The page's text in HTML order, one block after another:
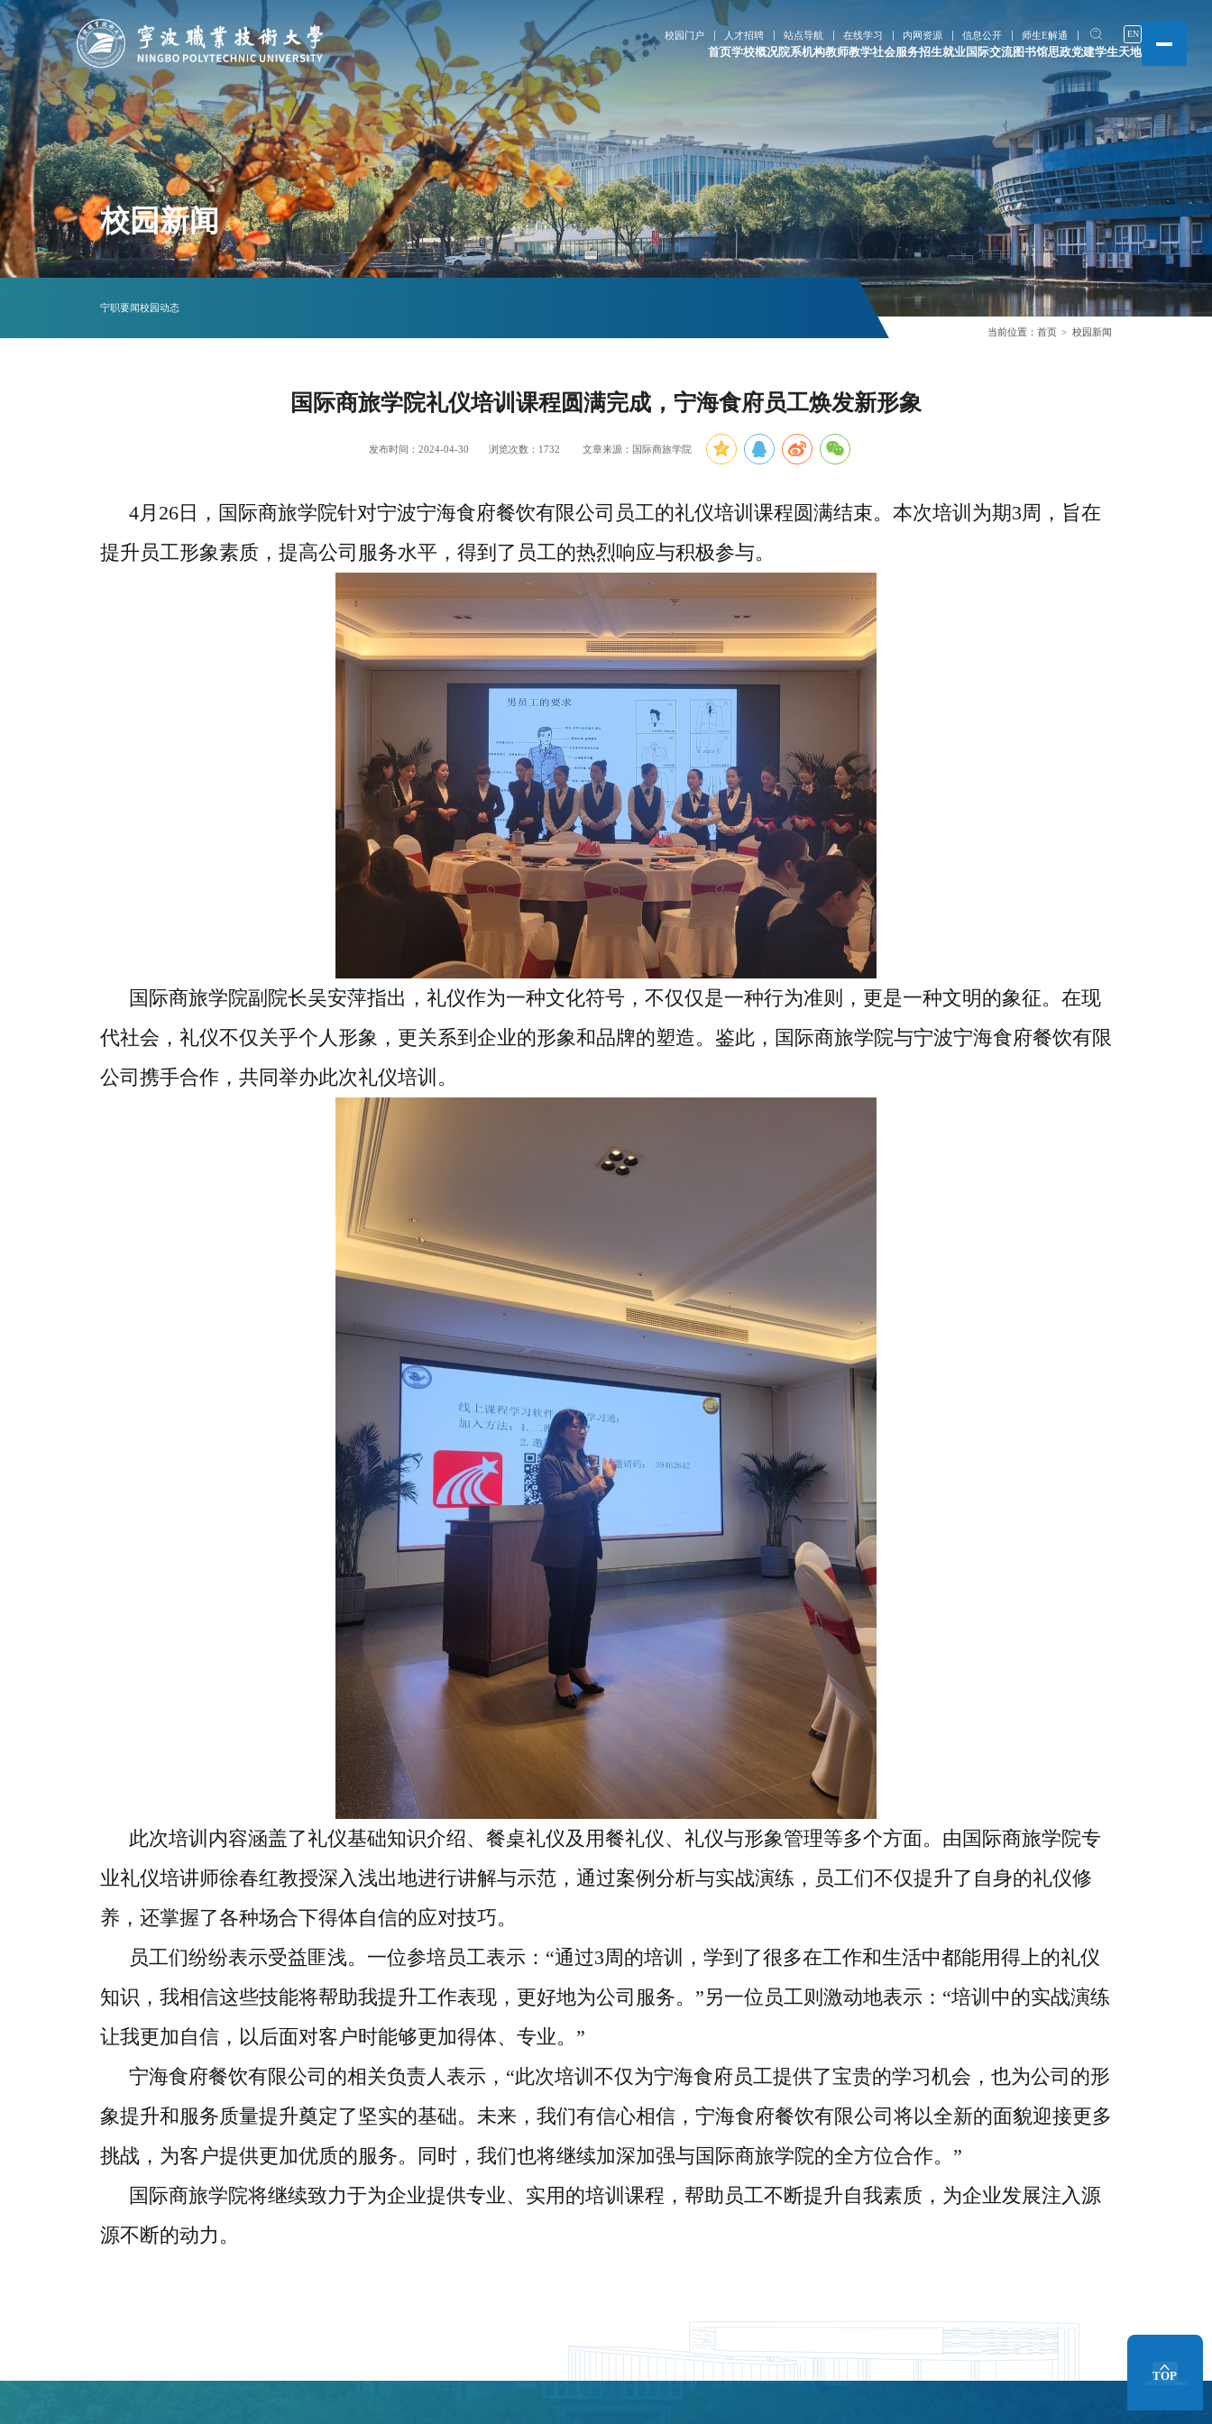
校园门户 人才招聘 站点导航 在线学习 内网资源 信息公开 师生E解通 EN
首页学校概况院系机构教师教学社会服务招生就业国际交流图书馆思政党建学生天地
校园新闻
宁职要闻校园动态
当前位置： 首页 校园新闻
国际商旅学院礼仪培训课程圆满完成，宁海食府员工焕发新形象
发布时间：2024-04-30 浏览次数： 1732 文章来源：国际商旅学院
4月26日，国际商旅学院针对宁波宁海食府餐饮有限公司员工的礼仪培训课程圆满结束。本次培训为期3周，旨在
提升员工形象素质，提高公司服务水平，得到了员工的热烈响应与积极参与。
国际商旅学院副院长吴安萍指出，礼仪作为一种文化符号，不仅仅是一种行为准则，更是一种文明的象征。在现
代社会，礼仪不仅关乎个人形象，更关系到企业的形象和品牌的塑造。鉴此，国际商旅学院与宁波宁海食府餐饮有限
公司携手合作，共同举办此次礼仪培训。
此次培训内容涵盖了礼仪基础知识介绍、餐桌礼仪及用餐礼仪、礼仪与形象管理等多个方面。由国际商旅学院专
业礼仪培讲师徐春红教授深入浅出地进行讲解与示范，通过案例分析与实战演练，员工们不仅提升了自身的礼仪修
养，还掌握了各种场合下得体自信的应对技巧。
员工们纷纷表示受益匪浅。一位参培员工表示： “通过3周的培训，学到了很多在工作和生活中都能用得上的礼仪
知识，我相信这些技能将帮助我提升工作表现，更好地为公司服务。”另一位员工则激动地表示：“培训中的实战演练
让我更加自信，以后面对客户时能够更加得体、专业。”
宁海食府餐饮有限公司的相关负责人表示， “此次培训不仅为宁海食府员工提供了宝贵的学习机会，也为公司的形
象提升和服务质量提升奠定了坚实的基础。未来，我们有信心相信，宁海食府餐饮有限公司将以全新的面貌迎接更多
挑战，为客户提供更加优质的服务。同时，我们也将继续加深加强与国际商旅学院的全方位合作。”
国际商旅学院将继续致力于为企业提供专业、实用的培训课程，帮助员工不断提升自我素质，为企业发展注入源
源不断的动力。
TOP